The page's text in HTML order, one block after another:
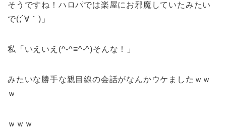
そうですね！ハロパでは楽屋にお邪魔していたみたい
で(;´∀｀)」
私「いえいえ(^-^≡^-^)そんな！」
みたいな勝手な親目線の会話がなんかウケましたｗｗ
ｗ
ｗｗｗ